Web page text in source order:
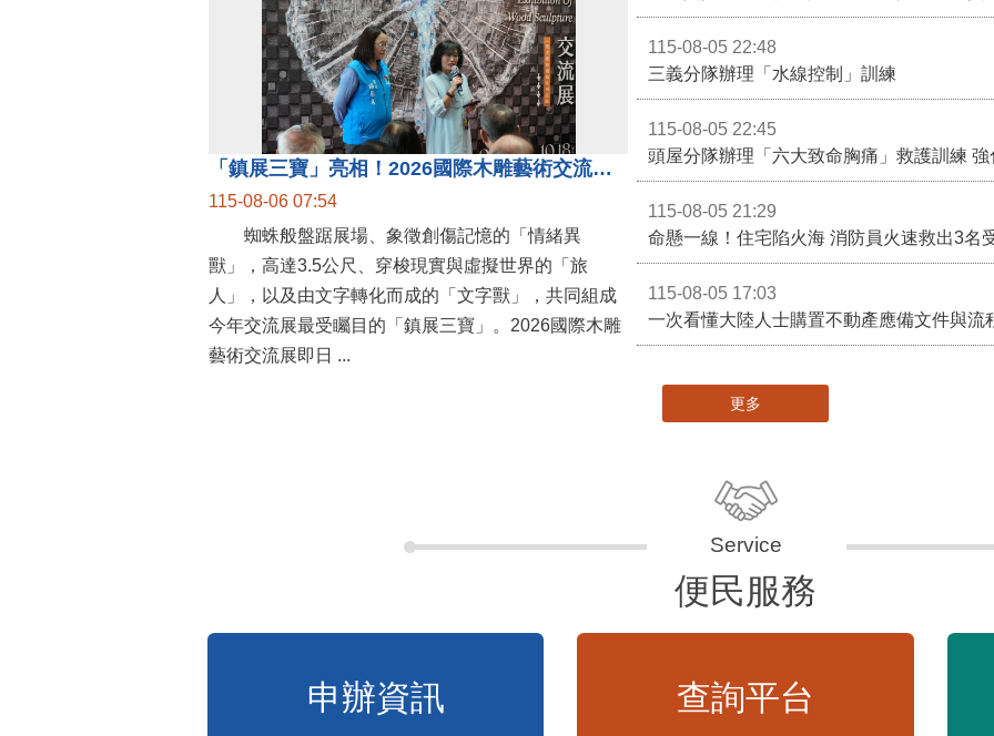
「鎮展三寶」亮相！2026國際木雕藝術交流展登場 國際木雕競賽得獎入圍名單同步揭曉
115-08-06 07:54
蜘蛛般盤踞展場、象徵創傷記憶的「情緒異
獸」，高達3.5公尺、穿梭現實與虛擬世界的「旅
人」，以及由文字轉化而成的「文字獸」，共同組成
今年交流展最受矚目的「鎮展三寶」。2026國際木雕
115-08-05 22:48
三義分隊辦理「水線控制」訓練
115-08-05 22:45
頭屋分隊辦理「六大致命胸痛」救護訓練
115-08-05 21:29
命懸一線！住宅陷火海 消防員火速救出3名
115-08-05 17:03
一次看懂大陸人士購置不動產應備文件與流
更多
便民服務
申辦資訊 查詢平台